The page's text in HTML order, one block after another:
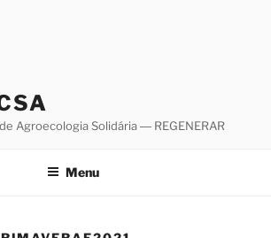
Agroecologia Solidária ― REGENERAR
Menu